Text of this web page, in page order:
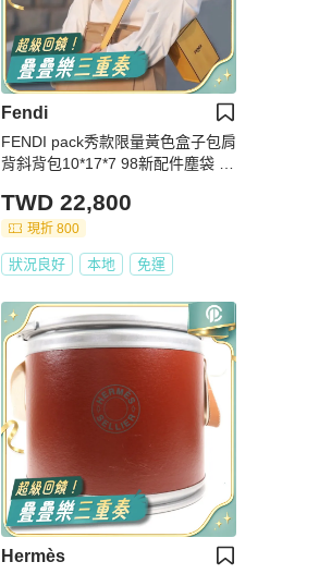
Fendi
FENDI pack秀款限量黃色盒子包肩
背斜背包10*17*7 98新配件塵袋 吊
TWD 22,800
現折 800
狀況良好 本地 免運
Hermès